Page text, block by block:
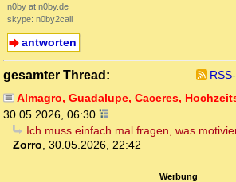
n0by at n0by.de
skype: n0by2call
antworten
gesamter Thread:
Almagro, Guadalupe, Caceres,
30.05.2026, 06:30
Ich muss einfach mal fragen, was
Zorro, 30.05.2026, 22:42
Werbung